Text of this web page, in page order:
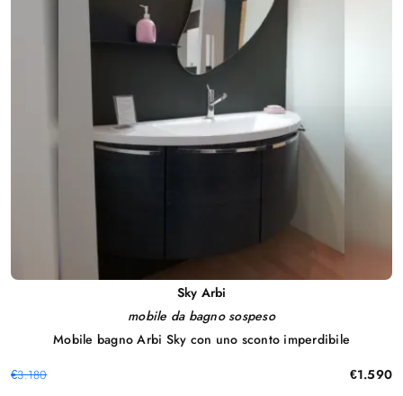
Sky Arbi
mobile da bagno sospeso
Mobile bagno Arbi Sky con uno sconto imperdibile
€3.180 €1.590